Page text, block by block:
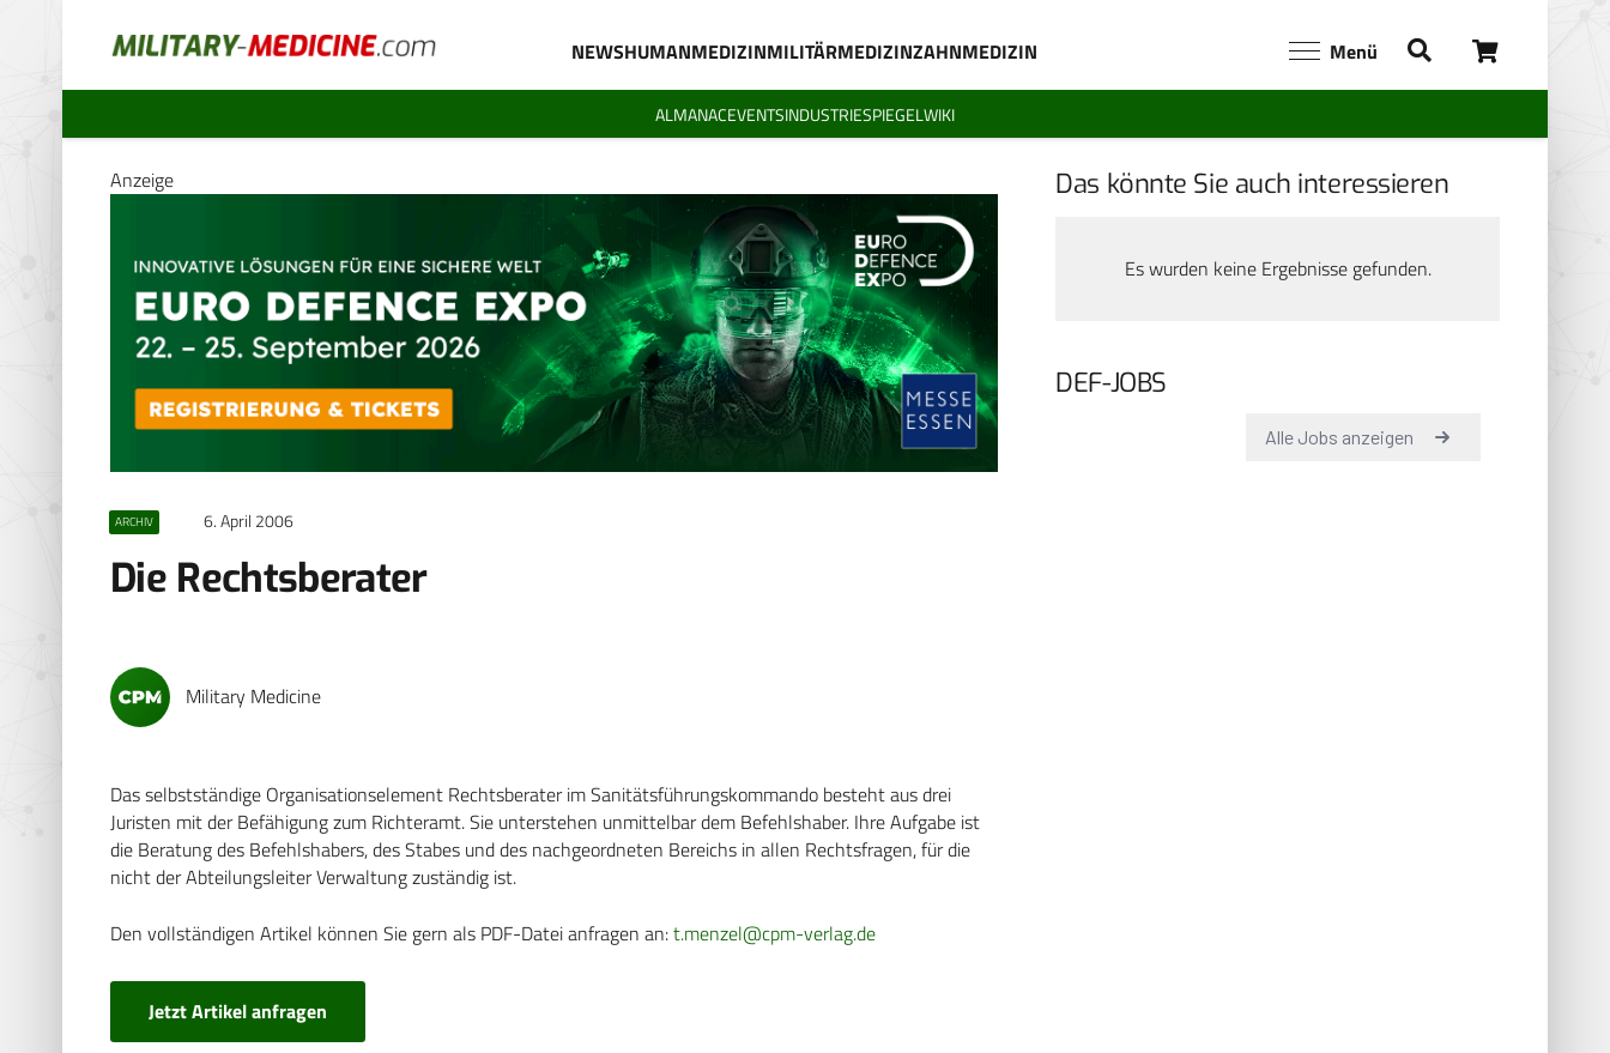
NEWSHUMANMEDIZINMILITÄRMEDIZINZAHNMEDIZIN Menü
ALMANACEVENTSINDUSTRIESPIEGELWIKI
Anzeige
ARCHIV 6. April 2006
Die Rechtsberater
Military Medicine
Das selbstständige Organisationselement Rechtsberater im Sanitätsführungskommando besteht aus drei
Juristen mit der Befähigung zum Richteramt. Sie unterstehen unmittelbar dem Befehlshaber. Ihre Aufgabe ist
die Beratung des Befehlshabers, des Stabes und des nachgeordneten Bereichs in allen Rechtsfragen, für die
nicht der Abteilungsleiter Verwaltung zuständig ist.
Den vollständigen Artikel können Sie gern als PDF-Datei anfragen an:t.menzel@cpm-verlag.de
Jetzt Artikel anfragen
Das könnte Sie auch interessieren
Es wurden keine Ergebnisse gefunden.
DEF-JOBS